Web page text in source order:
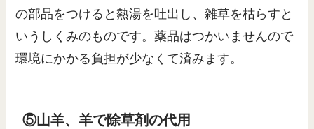
の部品をつけると熱湯を吐出し、雑草を枯らすと
いうしくみのものです。薬品はつかいませんので
環境にかかる負担が少なくて済みます。
⑤山羊、羊で除草剤の代用